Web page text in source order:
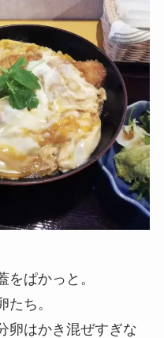
ぱかっと。
ち。
卵はかき混ぜすぎな